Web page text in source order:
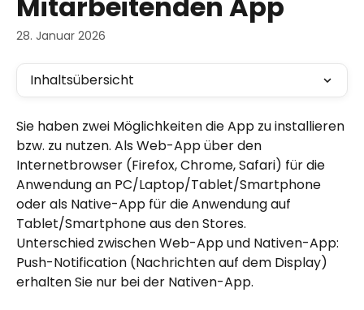
28. Januar 2026
Inhaltsübersicht
Sie haben zwei Möglichkeiten die App zu installieren
bzw. zu nutzen. Als Web-App über den
Internetbrowser (Firefox, Chrome, Safari) für die
Anwendung an PC/Laptop/Tablet/Smartphone
oder als Native-App für die Anwendung auf
Tablet/Smartphone aus den Stores.
Unterschied zwischen Web-App und Nativen-App:
Push-Notification (Nachrichten auf dem Display)
erhalten Sie nur bei der Nativen-App.